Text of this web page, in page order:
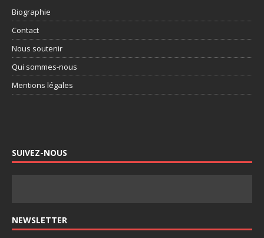
Biographie
Contact
Nous soutenir
Qui sommes-nous
Mentions légales
SUIVEZ-NOUS
NEWSLETTER